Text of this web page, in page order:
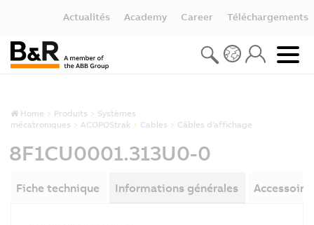
Actualités Academy Career Téléchargements
Home Produits
Systèmes
mécatroniques
ACOPOStrak Cables Câbles d'affichage
8F1CU0001.313U0-0
Fiche technique Informations générales